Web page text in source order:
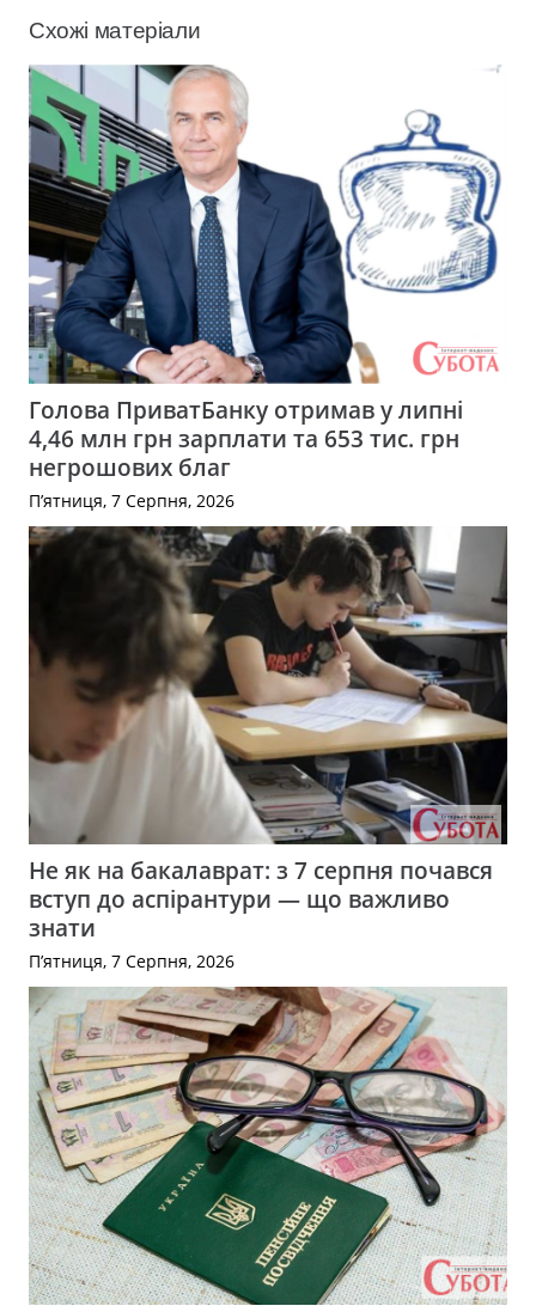
Схожі матеріали
Голова ПриватБанку отримав у липні
4,46 млн грн зарплати та 653 тис. грн
негрошових благ
П’ятниця, 7 Серпня, 2026
Не як на бакалаврат: з 7 серпня почався
вступ до аспірантури — що важливо
знати
П’ятниця, 7 Серпня, 2026